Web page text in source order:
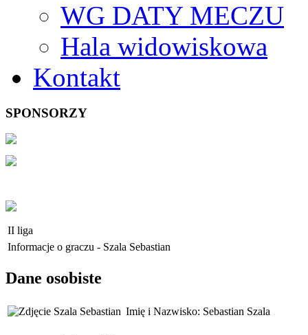
WG DATY MECZU
Hala widowiskowa
Kontakt
SPONSORZY
II liga
Informacje o graczu - Szala Sebastian
Dane osobiste
Imię i Nazwisko: Sebastian Szala